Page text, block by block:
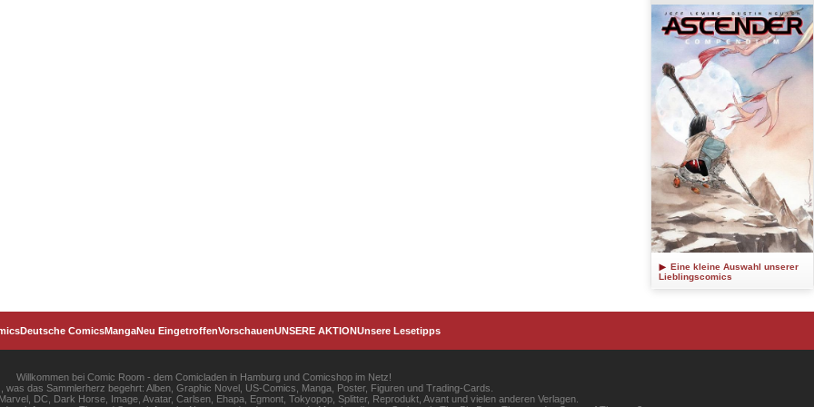
Eine kleine Auswahl unserer
Lieblingscomics
Deutsche ComicsMangaNeu EingetroffenVorschauenUNSERE AKTIONUnsere Lesetipps
Willkommen bei Comic Room - dem Comicladen in Hamburg und Comicshop im Netz!
was das Sammlerherz begehrt: Alben, Graphic Novel, US-Comics, Manga, Poster, Figuren und Trading-Cards.
DC, Dark Horse, Image, Avatar, Carlsen, Ehapa, Egmont, Tokyopop, Splitter, Reprodukt, Avant und vielen anderen Verlagen.